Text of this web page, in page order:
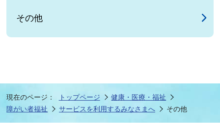
その他
現在のページ： トップページ
健康・医療・福祉
障がい者福祉
サービスを利用するみなさまへ その他